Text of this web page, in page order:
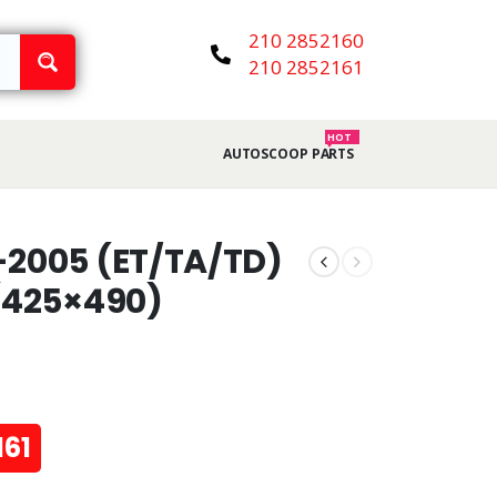
210 2852160
210 2852161
AUTOSCOOP PARTS
HOT
2005 (ET/TA/TD)